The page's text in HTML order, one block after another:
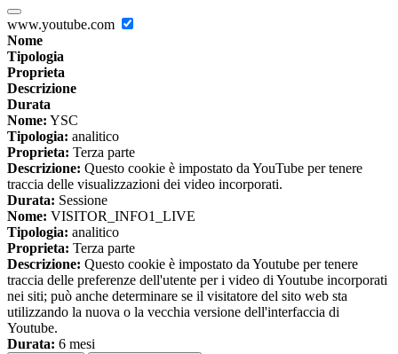
www.youtube.com
Nome
Tipologia
Proprieta
Descrizione
Durata
Nome: YSC
Tipologia: analitico
Proprieta: Terza parte
Descrizione: Questo cookie è impostato da YouTube per tenere
traccia delle visualizzazioni dei video incorporati.
Durata: Sessione
Nome: VISITOR_INFO1_LIVE
Tipologia: analitico
Proprieta: Terza parte
Descrizione: Questo cookie è impostato da Youtube per tenere
traccia delle preferenze dell'utente per i video di Youtube incorporati
nei siti; può anche determinare se il visitatore del sito web sta
utilizzando la nuova o la vecchia versione dell'interfaccia di
Youtube.
Durata: 6 mesi